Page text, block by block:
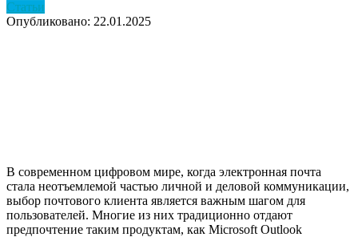
Статьи
Опубликовано: 22.01.2025
В современном цифровом мире, когда электронная почта
стала неотъемлемой частью личной и деловой коммуникации,
выбор почтового клиента является важным шагом для
пользователей. Многие из них традиционно отдают
предпочтение таким продуктам, как Microsoft Outlook